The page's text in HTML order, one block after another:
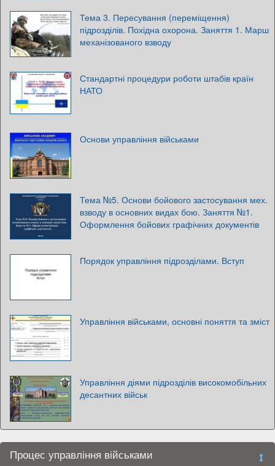
Тема 3. Пересування (переміщення)
підрозділів. Похідна охорона. Заняття 1. Марш
механізованого взводу
Стандартні процедури роботи штабів країн
НАТО
Основи управління військами
Тема №5. Основи бойового застосування мех.
взводу в основних видах бою. Заняття №1.
Оформлення бойових графічних документів
Порядок управління підрозділами. Вступ
Управління військами, основні поняття та зміст
Управління діями підрозділів високомобільних
десантних військ
Процес управління військами